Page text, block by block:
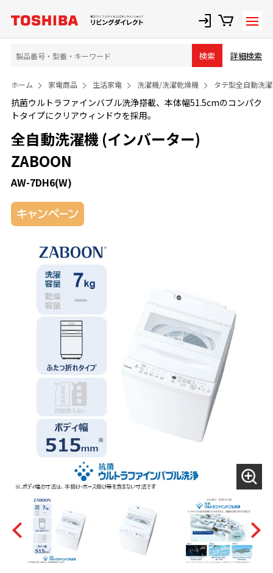
検索 詳細検索
ホーム 家電商品 生活家電 洗濯機/洗濯乾燥機 タテ型全自動洗
抗菌ウルトラファインバブル洗浄搭載、本体幅51.5cmのコンパク
トタイプにクリアウィンドウを採用。
全自動洗濯機 (インバーター)
ZABOON
AW-7DH6(W)